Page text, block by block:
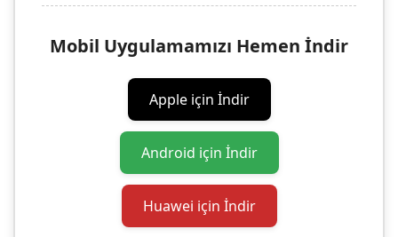
Mobil Uygulamamızı Hemen İndir
Apple için İndir
Android için İndir
Huawei için İndir